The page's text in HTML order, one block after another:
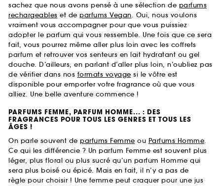
sachez que nous avons pensé à une sélection de parfums
rechargeables et de parfums Vegan. Oui, nous voulons
vraiment vous accompagner pour que vous puissiez
adopter le parfum qui vous ressemble. Une fois que ce sera
fait, vous pourrez même aller plus loin avec les coffrets
parfum et retrouver vos senteurs en lait hydratant ou gel
douche. D’ailleurs, en parlant d’aller plus loin, n’oubliez pas
de vérifier dans nos formats voyage si le vôtre est
disponible pour emporter votre fragrance où que vous
alliez. Une belle aventure commence !
PARFUMS FEMME, PARFUM HOMME... : DES
FRAGRANCES POUR TOUS LES GENRES ET TOUS LES
ÂGES !
On parle souvent de parfums Femme ou Parfums Homme.
Ce qui les différencie ? Un parfum Femme est souvent plus
léger, plus floral ou plus sucré qu’un parfum Homme qui
sera plus boisé ou épicé. Mais en fait, il n’y a pas de
règle pour choisir ! Une femme peut craquer pour une jus